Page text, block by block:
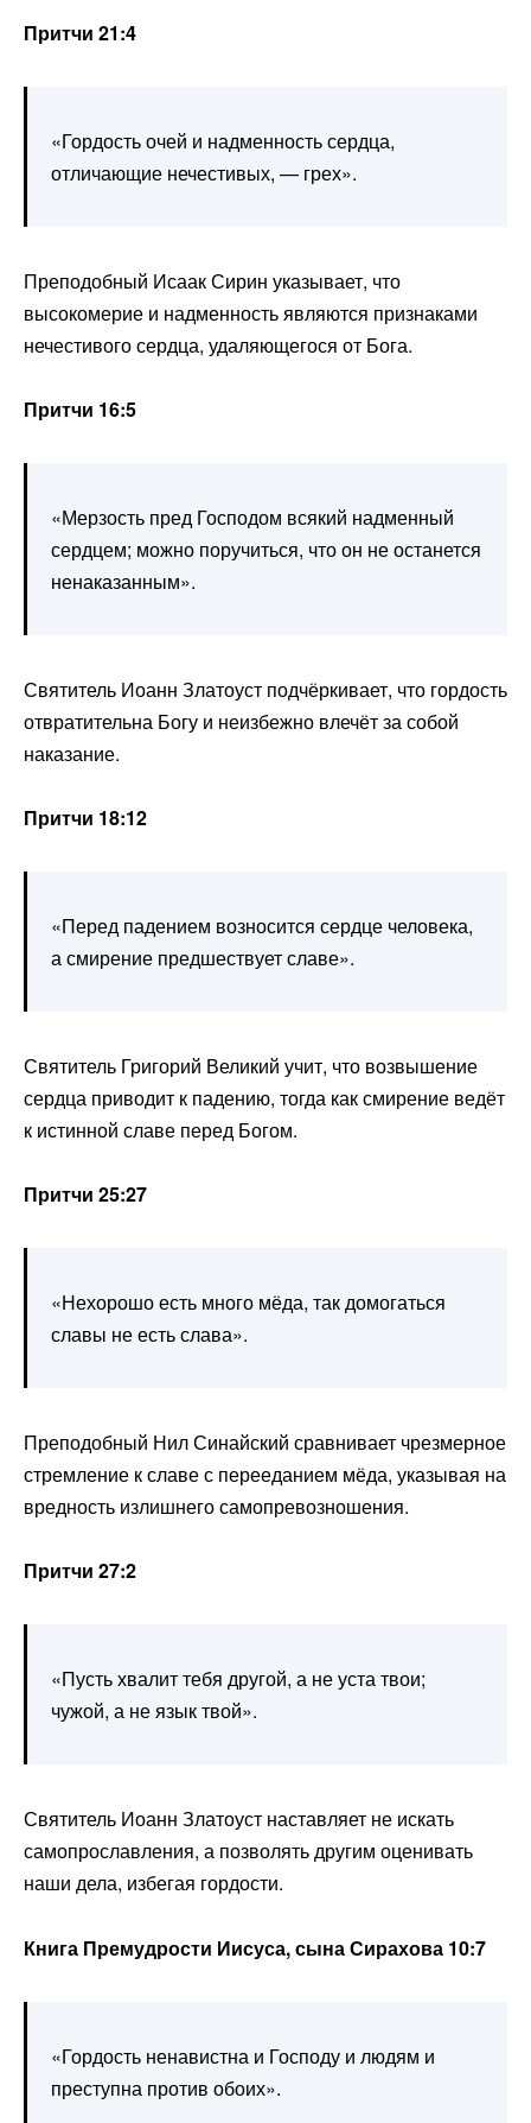
Притчи 21:4
«Гордость очей и надменность сердца,
отличающие нечестивых, — грех».
Преподобный Исаак Сирин указывает, что
высокомерие и надменность являются признаками
нечестивого сердца, удаляющегося от Бога.
Притчи 16:5
«Мерзость пред Господом всякий надменный
сердцем; можно поручиться, что он не останется
ненаказанным».
Святитель Иоанн Златоуст подчёркивает, что гордость
отвратительна Богу и неизбежно влечёт за собой
наказание.
Притчи 18:12
«Перед падением возносится сердце человека,
а смирение предшествует славе».
Святитель Григорий Великий учит, что возвышение
сердца приводит к падению, тогда как смирение ведёт
к истинной славе перед Богом.
Притчи 25:27
«Нехорошо есть много мёда, так домогаться
славы не есть слава».
Преподобный Нил Синайский сравнивает чрезмерное
стремление к славе с перееданием мёда, указывая на
вредность излишнего самопревозношения.
Притчи 27:2
«Пусть хвалит тебя другой, а не уста твои;
чужой, а не язык твой».
Святитель Иоанн Златоуст наставляет не искать
самопрославления, а позволять другим оценивать
наши дела, избегая гордости.
Книга Премудрости Иисуса, сына Сирахова 10:7
«Гордость ненавистна и Господу и людям и
преступна против обоих».